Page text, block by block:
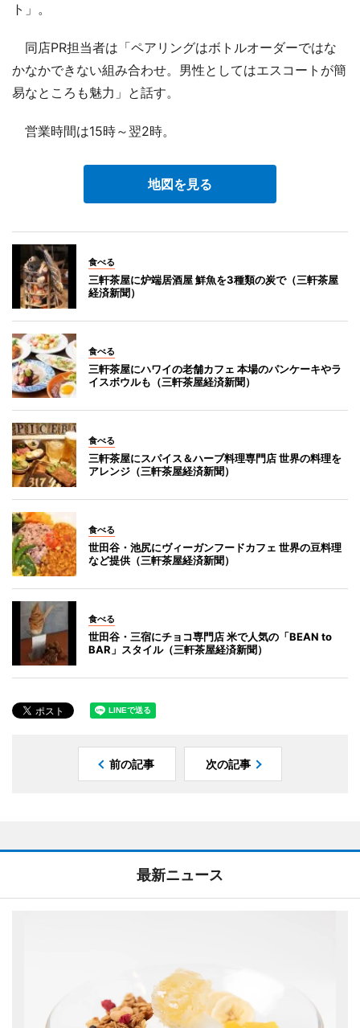
ト」。
同店PR担当者は「ペアリングはボトルオーダーではな
かなかできない組み合わせ。男性としてはエスコートが簡
易なところも魅力」と話す。
営業時間は15時～翌2時。
地図を見る
食べる
三軒茶屋に炉端居酒屋 鮮魚を3種類の炭で（三軒茶屋
経済新聞）
食べる
三軒茶屋にハワイの老舗カフェ 本場のパンケーキやラ
イスボウルも（三軒茶屋経済新聞）
食べる
三軒茶屋にスパイス＆ハーブ料理専門店 世界の料理を
アレンジ（三軒茶屋経済新聞）
食べる
世田谷・池尻にヴィーガンフードカフェ 世界の豆料理
など提供（三軒茶屋経済新聞）
食べる
世田谷・三宿にチョコ専門店 米で人気の「BEAN to
BAR」スタイル（三軒茶屋経済新聞）
前の記事 次の記事
最新ニュース